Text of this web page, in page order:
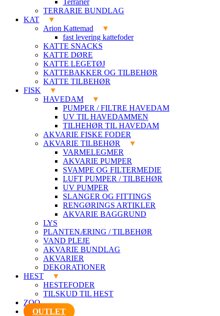
Terrarier
TERRARIE BUNDLAG
KAT
Arion Kattemad
fast levering kattefoder
KATTE SNACKS
KATTE DØRE
KATTE LEGETØJ
KATTEBAKKER OG TILBEHØR
KATTE TILBEHØR
FISK
HAVEDAM
PUMPER / FILTRE HAVEDAM
UV TIL HAVEDAMMEN
TILHEHØR TIL HAVEDAM
AKVARIE FISKE FODER
AKVARIE TILBEHØR
VARMELEGMER
AKVARIE PUMPER
SVAMPE OG FILTERMEDIE
LUFT PUMPER / TILBEHØR
UV PUMPER
SLANGER OG FITTINGS
RENGØRINGS ARTIKLER
AKVARIE BAGGRUND
LYS
PLANTENÆRING / TILBEHØR
VAND PLEJE
AKVARIE BUNDLAG
AKVARIER
DEKORATIONER
HEST
HESTEFODER
TILSKUD TIL HEST
ZOO
OUTLET